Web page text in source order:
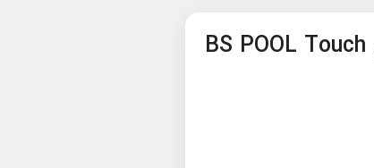
کلرزن نمکی بی اس پول BS POOL Touch